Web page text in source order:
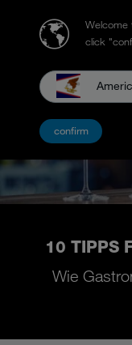
Welcome
click
confirm
10 TIPPS
Wie